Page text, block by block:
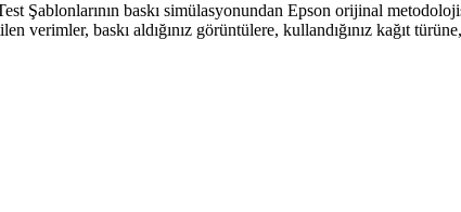
Şablonlarının baskı simülasyonundan Epson orijinal
baskı aldığınız görüntülere, kullandığınız kağıt türüne,